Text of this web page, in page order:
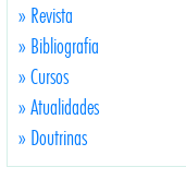
» Revista
» Bibliografia
» Cursos
» Atualidades
» Doutrinas